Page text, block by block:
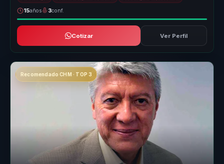
15años 3conf.
Cotizar Ver Perfil
Recomendado CHM · TOP 3